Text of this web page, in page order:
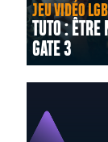
JEU VIDÉO
TUTO :
GATE 3